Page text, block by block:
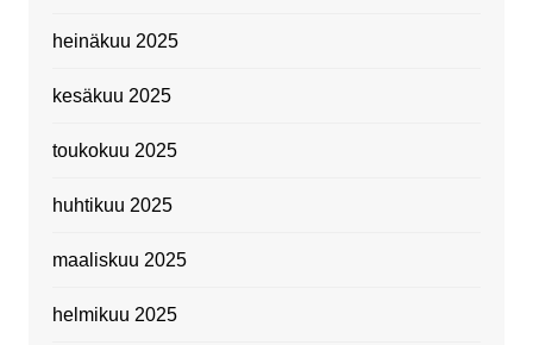
heinäkuu 2025
kesäkuu 2025
toukokuu 2025
huhtikuu 2025
maaliskuu 2025
helmikuu 2025